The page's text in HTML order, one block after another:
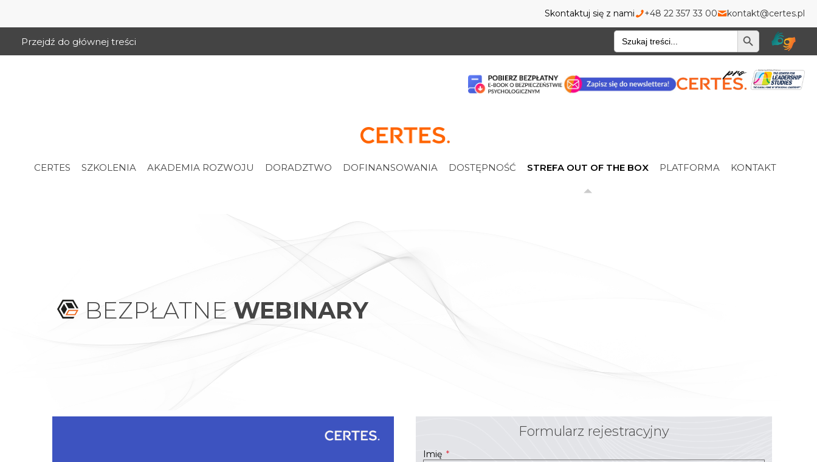
Skontaktuj się z nami +48 22 357 33 00 kontakt@certes.pl
Przejdź do głównej treści
Wyszukiwarka
CERTES SZKOLENIA AKADEMIA ROZWOJU DORADZTWO DOFINANSOWANIA DOSTĘPNOŚĆ STREFA OUT OF THE BOX PLATFORMA KONTAKT
BEZPŁATNEWEBINARY
Formularz rejestracyjny
Imię *